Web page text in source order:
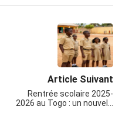
Article Suivant
Rentrée scolaire 2025-
2026 au Togo : un nouvel…